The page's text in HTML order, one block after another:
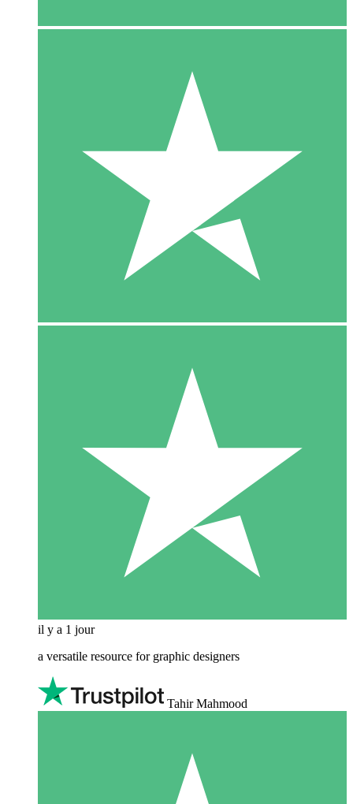
il y a 1 jour
a versatile resource for graphic designers
Tahir Mahmood